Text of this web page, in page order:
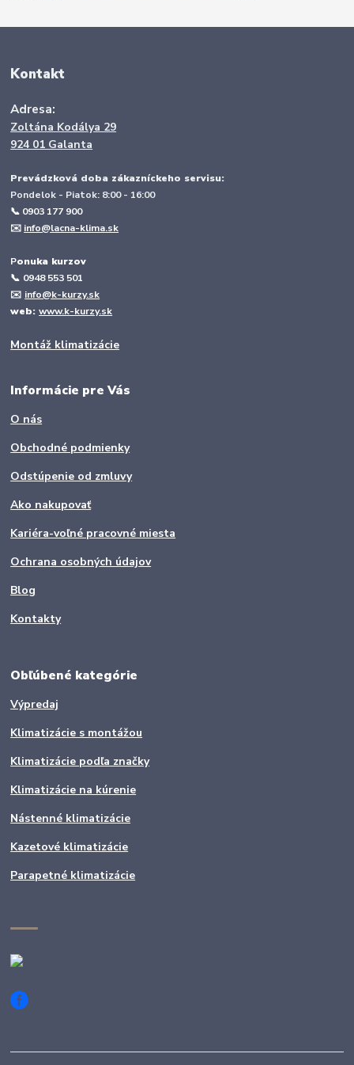
Kontakt
Adresa:
Zoltána Kodálya 29
924 01 Galanta
Prevádzková doba zákazníckeho servisu:
Pondelok - Piatok: 8:00 - 16:00
📞 0903 177 900
✉️ info@lacna-klima.sk
Ponuka kurzov
📞 0948 553 501
✉️ info@k-kurzy.sk
web:www.k-kurzy.sk
Montáž klimatizácie
Informácie pre Vás
O nás
Obchodné podmienky
Odstúpenie od zmluvy
Ako nakupovať
Kariéra-voľné pracovné miesta
Ochrana osobných údajov
Blog
Kontakty
Obľúbené kategórie
Výpredaj
Klimatizácie s montážou
Klimatizácie podľa značky
Klimatizácie na kúrenie
Nástenné klimatizácie
Kazetové klimatizácie
Parapetné klimatizácie